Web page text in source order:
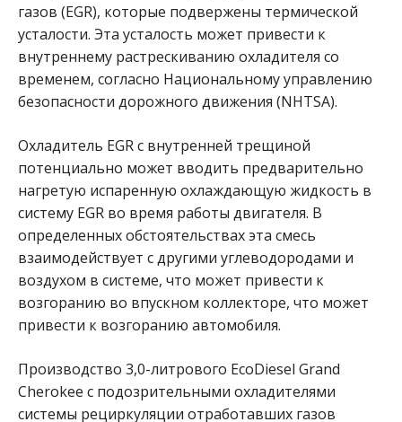
газов (EGR), которые подвержены термической
усталости. Эта усталость может привести к
внутреннему растрескиванию охладителя со
временем, согласно Национальному управлению
безопасности дорожного движения (NHTSA).
Охладитель EGR с внутренней трещиной
потенциально может вводить предварительно
нагретую испаренную охлаждающую жидкость в
систему EGR во время работы двигателя. В
определенных обстоятельствах эта смесь
взаимодействует с другими углеводородами и
воздухом в системе, что может привести к
возгоранию во впускном коллекторе, что может
привести к возгоранию автомобиля.
Производство 3,0-литрового EcoDiesel Grand
Cherokee с подозрительными охладителями
системы рециркуляции отработавших газов